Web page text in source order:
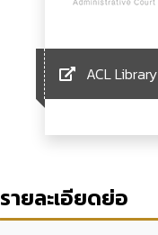
ACL Library
รายละเอียดย่อ